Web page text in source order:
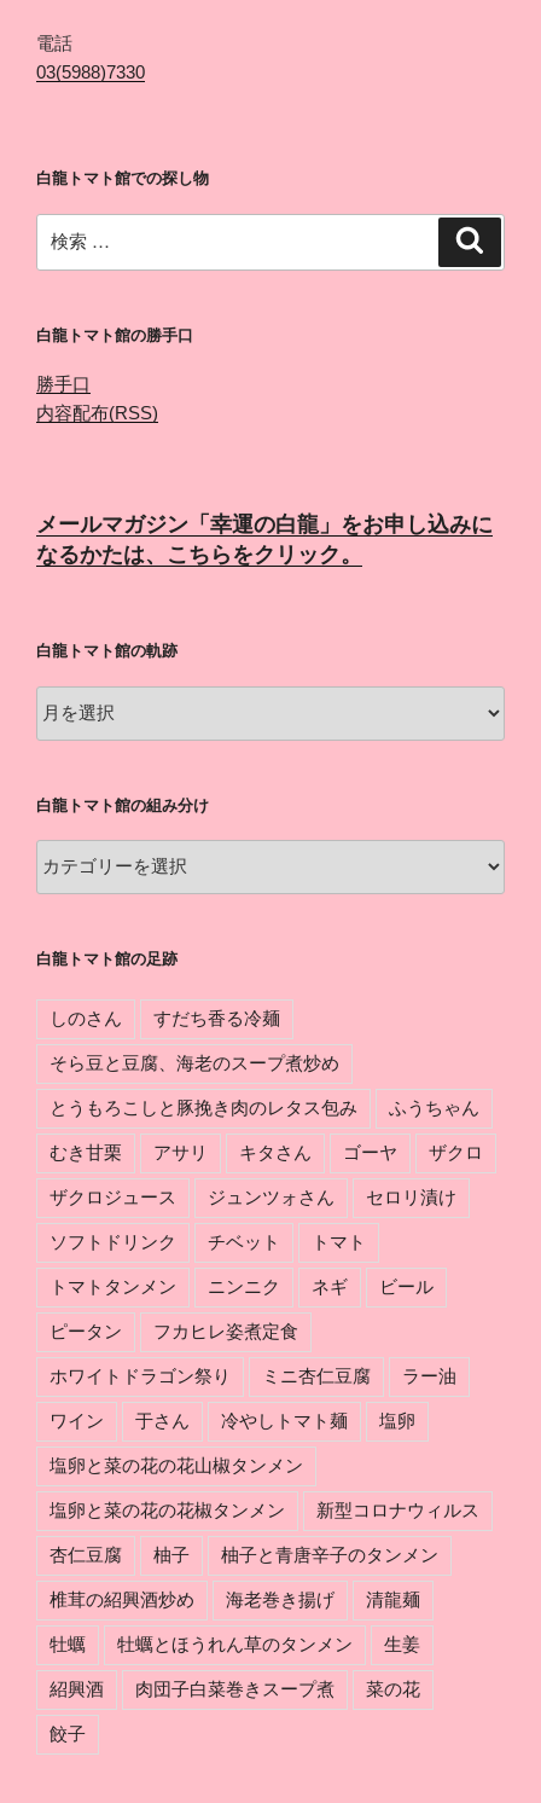
電話
03(5988)7330
白龍トマト館での探し物
索:
白龍トマト館の勝手口
勝手口
内容配布(RSS)
メールマガジン「幸運の白龍」をお申し込みに
なるかたは、こちらをクリック。
白龍トマト館の軌跡
龍
ト
館
の
白龍トマト館の組み分け
龍
ト
館
み
分
白龍トマト館の足跡
しのさん すだち香る冷麺
そら豆と豆腐、海老のスープ煮炒め
とうもろこしと豚挽き肉のレタス包み ふうちゃん
むき甘栗 アサリ キタさん ゴーヤ ザクロ
ザクロジュース ジュンツォさん セロリ漬け
ソフトドリンク チベット トマト
トマトタンメン ニンニク ネギ ビール
ピータン フカヒレ姿煮定食
ホワイトドラゴン祭り ミニ杏仁豆腐 ラー油
ワイン 于さん 冷やしトマト麺 塩卵
塩卵と菜の花の花山椒タンメン
塩卵と菜の花の花椒タンメン 新型コロナウィルス
杏仁豆腐 柚子 柚子と青唐辛子のタンメン
椎茸の紹興酒炒め 海老巻き揚げ 清龍麺
牡蠣 牡蠣とほうれん草のタンメン 生姜
紹興酒 肉団子白菜巻きスープ煮 菜の花
餃子